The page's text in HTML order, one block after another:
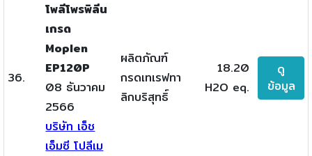
36.
โพลีโพรพิลีน
เกรด
Moplen
EP120P
08 ธันวาคม
2566
บริษัท เอ็ช
เอ็มซี โปลีเม
ผลิตภัณฑ์
กรดเทเรฟทา
ลิกบริสุทธิ์
18.20
H2O eq.
ดู
ข้อมูล